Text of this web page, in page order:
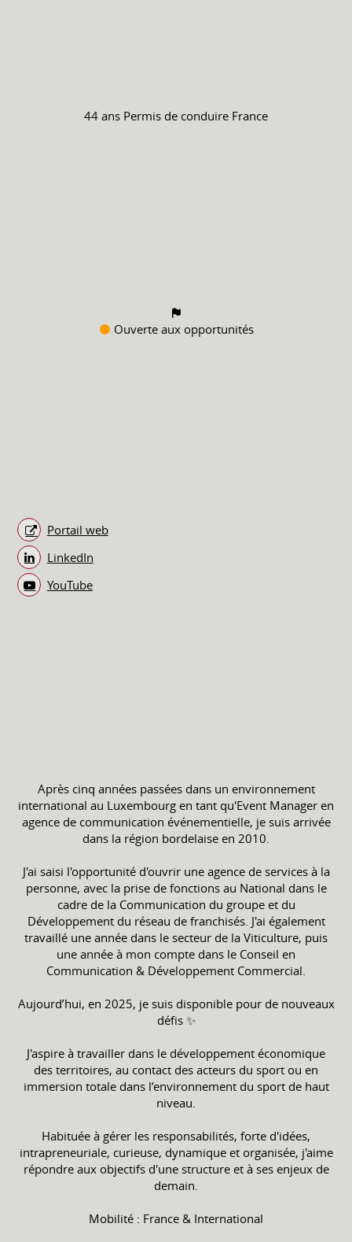
44 ans Permis de conduire France
Ouverte aux opportunités
Portail web
LinkedIn
YouTube
Après cinq années passées dans un environnement
international au Luxembourg en tant qu'Event Manager en
agence de communication événementielle, je suis arrivée
dans la région bordelaise en 2010.
J'ai saisi l'opportunité d'ouvrir une agence de services à la
personne, avec la prise de fonctions au National dans le
cadre de la Communication du groupe et du
Développement du réseau de franchisés. J'ai également
travaillé une année dans le secteur de la Viticulture, puis
une année à mon compte dans le Conseil en
Communication & Développement Commercial.
Aujourd’hui, en 2025, je suis disponible pour de nouveaux
défis ✨
J'aspire à travailler dans le développement économique
des territoires, au contact des acteurs du sport ou en
immersion totale dans l’environnement du sport de haut
niveau.
Habituée à gérer les responsabilités, forte d'idées,
intrapreneuriale, curieuse, dynamique et organisée, j'aime
répondre aux objectifs d'une structure et à ses enjeux de
demain.
Mobilité : France & International